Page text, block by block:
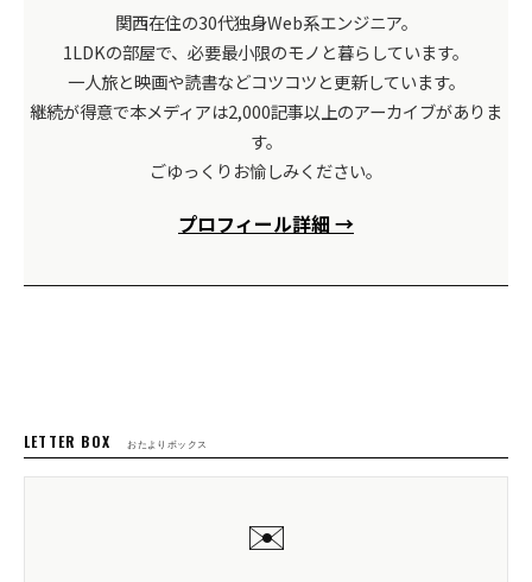
関西在住の30代独身Web系エンジニア。
1LDKの部屋で、必要最小限のモノと暮らしています。
一人旅と映画や読書などコツコツと更新しています。
継続が得意で本メディアは2,000記事以上のアーカイブがありま
す。
ごゆっくりお愉しみください。
プロフィール詳細 →
LETTER BOX おたよりボックス
✉️